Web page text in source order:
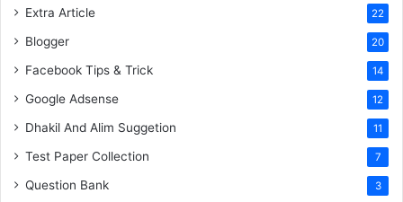
Extra Article 22
Blogger 20
Facebook Tips & Trick 14
Google Adsense 12
Dhakil And Alim Suggetion 11
Test Paper Collection 7
Question Bank 3